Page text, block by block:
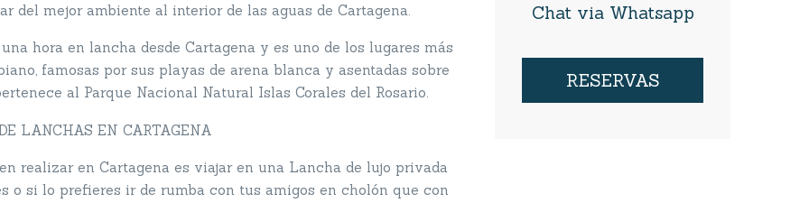
del mejor ambiente al interior de las aguas de Cartagena.
hora en lancha desde Cartagena y es uno de los lugares más
famosas por sus playas de arena blanca y asentadas sobre
al Parque Nacional Natural Islas Corales del Rosario.
LANCHAS EN CARTAGENA
realizar en Cartagena es viajar en una Lancha de lujo privada
o si lo prefieres ir de rumba con tus amigos en cholón que con
Chat via Whatsapp
RESERVAS